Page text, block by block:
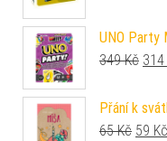
UNO Party
349Kč 314
Přání k
65Kč 59 Kč